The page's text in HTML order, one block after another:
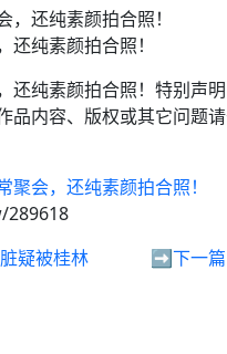
纯素颜拍合照！
纯素颜拍合照！特别声
品内容、版权或其它问题
会，还纯素颜拍合照！
疑被桂林 ➡️下一篇